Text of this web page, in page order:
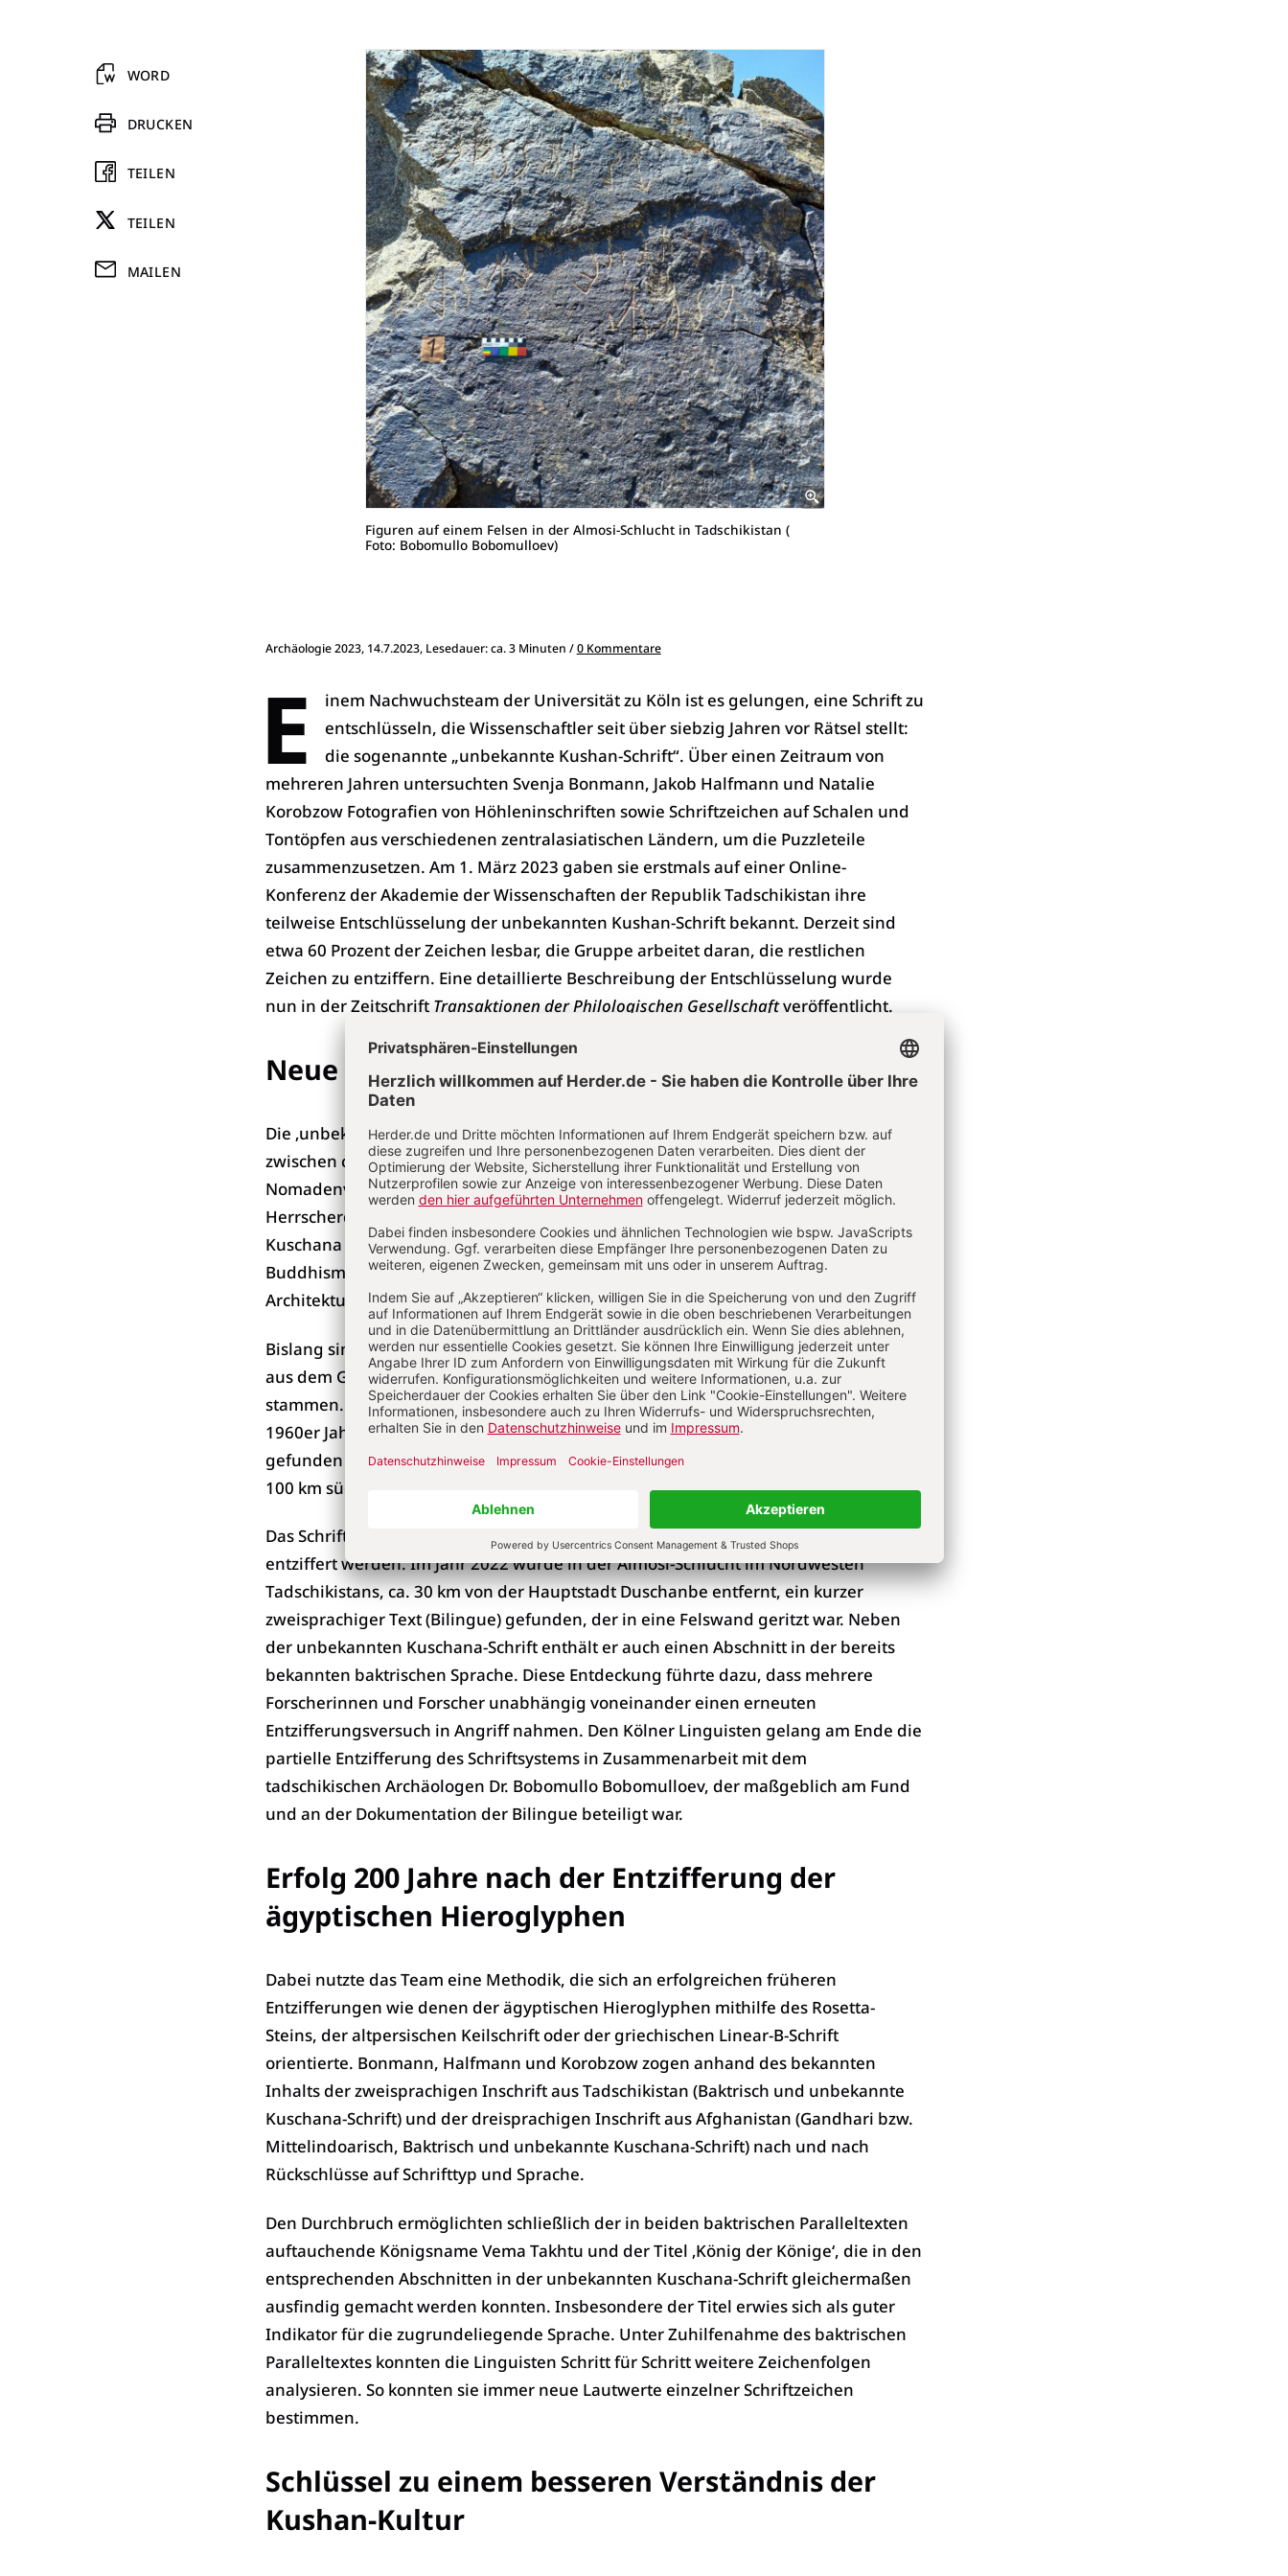
Figuren auf einem Felsen in der Almosi-Schlucht in Tadschikistan (
Foto: Bobomullo Bobomulloev)
Archäologie 2023, 14.7.2023, Lesedauer: ca. 3 Minuten /0 Kommentare
E
inem Nachwuchsteam der Universität zu Köln ist es gelungen, eine Schrift zu
entschlüsseln, die Wissenschaftler seit über siebzig Jahren vor Rätsel stellt:
die sogenannte „unbekannte Kushan-Schrift“. Über einen Zeitraum von
mehreren Jahren untersuchten Svenja Bonmann, Jakob Halfmann und Natalie
Korobzow Fotografien von Höhleninschriften sowie Schriftzeichen auf Schalen und
Tontöpfen aus verschiedenen zentralasiatischen Ländern, um die Puzzleteile
zusammenzusetzen. Am 1. März 2023 gaben sie erstmals auf einer Online-
Konferenz der Akademie der Wissenschaften der Republik Tadschikistan ihre
teilweise Entschlüsselung der unbekannten Kushan-Schrift bekannt. Derzeit sind
etwa 60 Prozent der Zeichen lesbar, die Gruppe arbeitet daran, die restlichen
Zeichen zu entziffern. Eine detaillierte Beschreibung der Entschlüsselung wurde
nun in der ZeitschriftTransaktionen der Philologischen Gesellschaftveröffentlicht.
Neue Entdeckungen führten zum Durchbruch
Die ‚unbekannte Kuschana-Schrift‘ ist ein Schriftsystem, das in Teilen Zentralasiens
zwischen ca. 200 v. und 700 n. Chr. in Gebrauch war und sowohl mit frühen
Nomadenvölkern der eurasischen Steppe wie den Yuèzhī als auch mit der
Herrscherdynastie der Kuschana in Verbindung gebracht werden kann. Die
Kuschana gründeten ein Imperium, das unter anderem für die Ausbreitung des
Buddhismus bis nach Ostasien verantwortlich war. Sie schufen zudem monumentale
Architektur und Kunstwerke.
Bislang sind mehrere Dutzend zumeist kurze Inschriften bekannt, die mehrheitlich
aus dem Gebiet der heutigen Staaten Tadschikistan, Afghanistan und Usbekistan
stammen. Es existiert auch ein längerer dreisprachiger Text (Trilingue), der in den
1960er Jahren von französischen Archäologen am Dašt-i Nāwur in Afghanistan
gefunden wurde: auf einem Felsblock auf 4.320 m Höhe am Berg Qarabayu etwa
100 km südwestlich von Kabul.
Das Schriftsystem ist seit den 1950er Jahren bekannt, konnte jedoch bislang nicht
entziffert werden. Im Jahr 2022 wurde in der Almosi-Schlucht im Nordwesten
Tadschikistans, ca. 30 km von der Hauptstadt Duschanbe entfernt, ein kurzer
zweisprachiger Text (Bilingue) gefunden, der in eine Felswand geritzt war. Neben
der unbekannten Kuschana-Schrift enthält er auch einen Abschnitt in der bereits
bekannten baktrischen Sprache. Diese Entdeckung führte dazu, dass mehrere
Forscherinnen und Forscher unabhängig voneinander einen erneuten
Entzifferungsversuch in Angriff nahmen. Den Kölner Linguisten gelang am Ende die
partielle Entzifferung des Schriftsystems in Zusammenarbeit mit dem
tadschikischen Archäologen Dr. Bobomullo Bobomulloev, der maßgeblich am Fund
und an der Dokumentation der Bilingue beteiligt war.
Erfolg 200 Jahre nach der Entzifferung der
ägyptischen Hieroglyphen
Dabei nutzte das Team eine Methodik, die sich an erfolgreichen früheren
Entzifferungen wie denen der ägyptischen Hieroglyphen mithilfe des Rosetta-
Steins, der altpersischen Keilschrift oder der griechischen Linear-B-Schrift
orientierte. Bonmann, Halfmann und Korobzow zogen anhand des bekannten
Inhalts der zweisprachigen Inschrift aus Tadschikistan (Baktrisch und unbekannte
Kuschana-Schrift) und der dreisprachigen Inschrift aus Afghanistan (Gandhari bzw.
Mittelindoarisch, Baktrisch und unbekannte Kuschana-Schrift) nach und nach
Rückschlüsse auf Schrifttyp und Sprache.
Den Durchbruch ermöglichten schließlich der in beiden baktrischen Paralleltexten
auftauchende Königsname Vema Takhtu und der Titel ‚König der Könige‘, die in den
entsprechenden Abschnitten in der unbekannten Kuschana-Schrift gleichermaßen
ausfindig gemacht werden konnten. Insbesondere der Titel erwies sich als guter
Indikator für die zugrundeliegende Sprache. Unter Zuhilfenahme des baktrischen
Paralleltextes konnten die Linguisten Schritt für Schritt weitere Zeichenfolgen
analysieren. So konnten sie immer neue Lautwerte einzelner Schriftzeichen
bestimmen.
Schlüssel zu einem besseren Verständnis der
Kushan-Kultur
WORD
DRUCKEN
TEILEN
TEILEN
MAILEN